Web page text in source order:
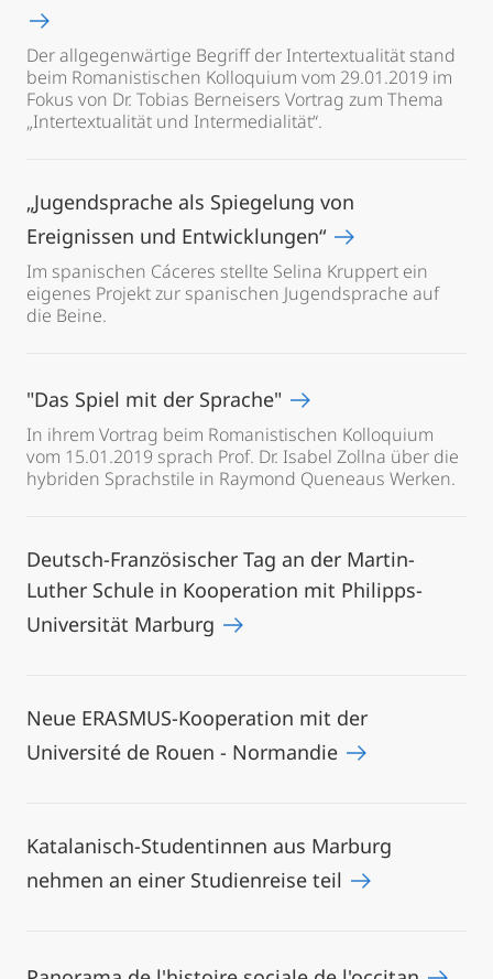
Der allgegenwärtige Begriff der Intertextualität stand
beim Romanistischen Kolloquium vom 29.01.2019 im
Fokus von Dr. Tobias Berneisers Vortrag zum Thema
„Intertextualität und Intermedialität“.
„Jugendsprache als Spiegelung von
Ereignissen und Entwicklungen“
Im spanischen Cáceres stellte Selina Kruppert ein
eigenes Projekt zur spanischen Jugendsprache auf
die Beine.
"Das Spiel mit der Sprache"
In ihrem Vortrag beim Romanistischen Kolloquium
vom 15.01.2019 sprach Prof. Dr. Isabel Zollna über die
hybriden Sprachstile in Raymond Queneaus Werken.
Deutsch-Französischer Tag an der Martin-
Luther Schule in Kooperation mit Philipps-
Universität Marburg
Neue ERASMUS-Kooperation mit der
Université de Rouen - Normandie
Katalanisch-Studentinnen aus Marburg
nehmen an einer Studienreise teil